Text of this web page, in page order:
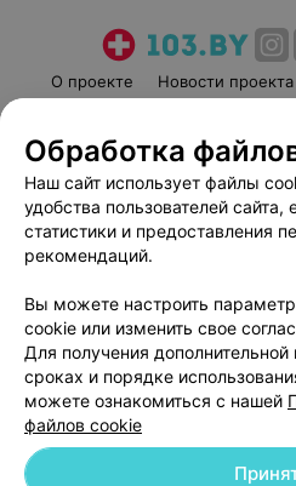
О проекте Новости проекта
Пользовательское
Вакансии
Написать
Обработка
Обработка
Наш сайт использует файлы
удобства пользователей сайта,
статистики и предоставления
рекомендаций.
Вы можете настроить
cookie или изменить свое
Для получения
сроках и порядке
можете ознакомиться с нашей
файлов cookie